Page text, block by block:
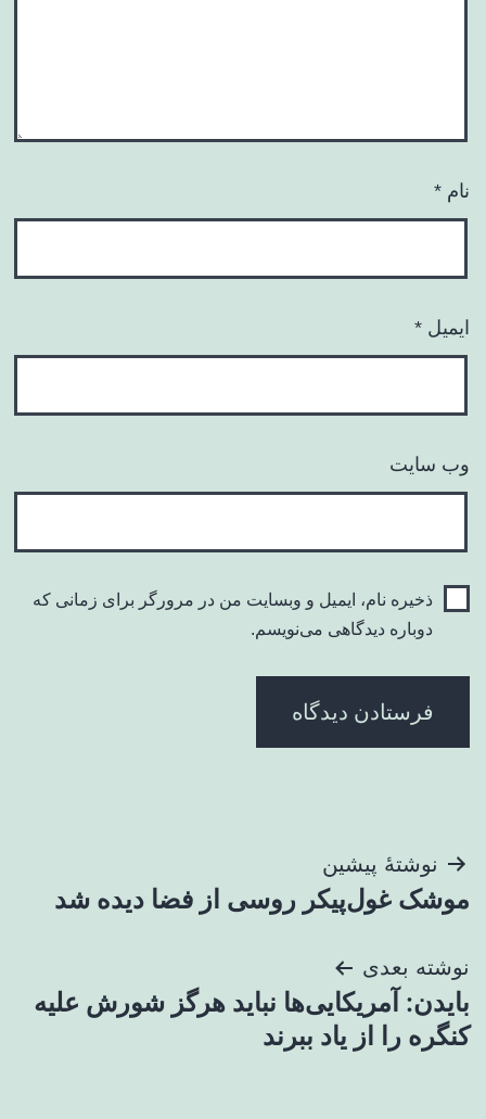
نام *
ایمیل *
وب‌ سایت
ذخیره نام، ایمیل و وبسایت من در مرورگر برای زمانی که
دوباره دیدگاهی می‌نویسم.
راهبری
نوشته
نوشتهٔ پیشین
موشک غول‌پیکر روسی از فضا دیده شد
نوشته بعدی
بایدن: آمریکایی‌ها نباید هرگز شورش علیه
کنگره را از یاد ببرند